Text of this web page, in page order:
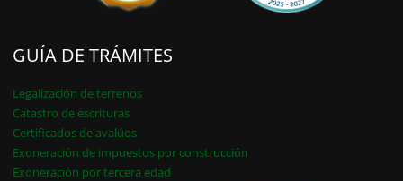
GUÍA DE TRÁMITES
Legalización de terrenos
Catastro de escrituras
Certificados de avalúos
Exoneración de impuestos por construcción
Exoneración por tercera edad